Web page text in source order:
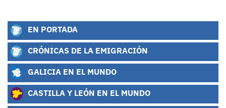
EN PORTADA
CRÓNICAS DE LA EMIGRACIÓN
GALICIA EN EL MUNDO
CASTILLA Y LEÓN EN EL MUNDO